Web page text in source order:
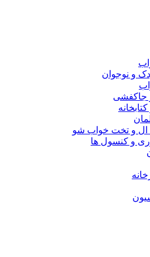
و نوجوان
جاکفشی
ال و تخت خواب شو
و کنسول ها